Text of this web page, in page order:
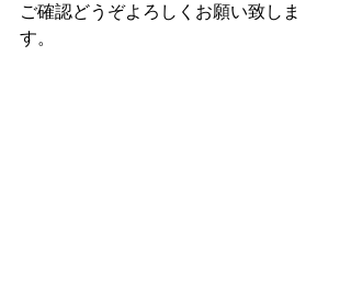
ご確認どうぞよろしくお願い致しま
す。